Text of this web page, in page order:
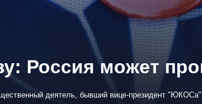
Россия может
деятель, бывший вице-президент "ЮКОСа"